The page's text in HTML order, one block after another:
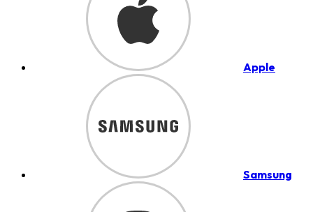
Apple
Samsung